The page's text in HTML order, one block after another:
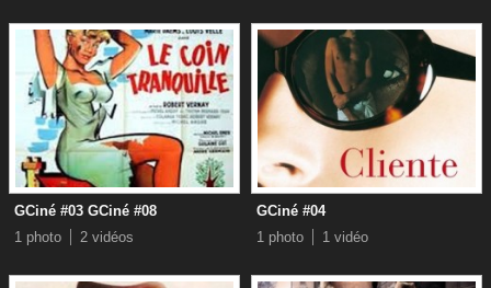
GCiné #03 GCiné #08
1 photo
2 vidéos
GCiné #04
1 photo
1 vidéo